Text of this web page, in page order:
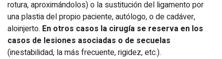
rotura, aproximándolos) o la sustitución del ligamento por
una plastia del propio paciente, autólogo, o de cadáver,
aloinjerto. En otros casos la cirugía se reserva en los
casos de lesiones asociadas o de secuelas
(inestabilidad, la más frecuente, rigidez, etc.).